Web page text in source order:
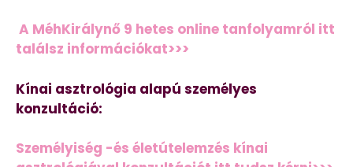
A MéhKirálynő 9 hetes online tanfolyamról itt
találsz információkat>>>
Kínai asztrológia alapú személyes
konzultáció:
Személyiség -és életútelemzés kínai